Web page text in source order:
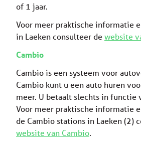
of 1 jaar.
Voor meer praktische informatie
in Laeken consulteer de website
Cambio
Cambio is een systeem voor
Cambio kunt u een auto huren
meer. U betaalt slechts in functie
Voor meer praktische informatie
de Cambio stations in Laeken (2)
website van Cambio.